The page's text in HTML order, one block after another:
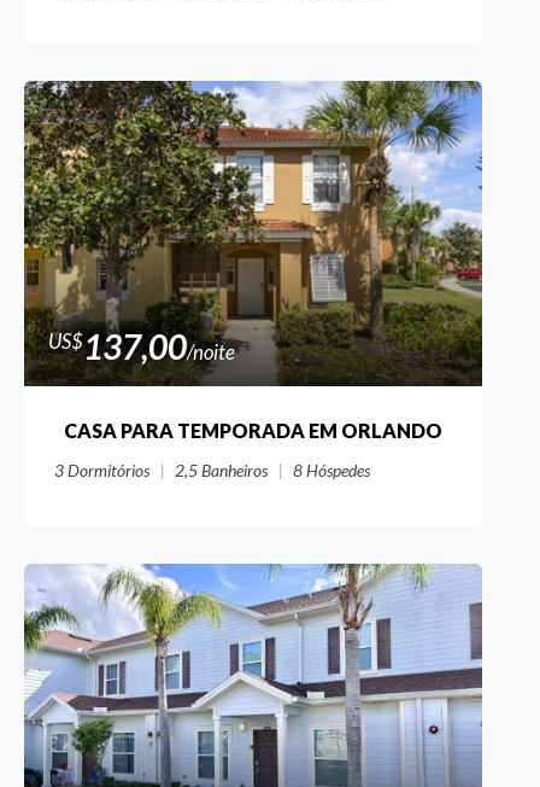
US$137,00/noite
CASA PARA TEMPORADA EM ORLANDO
3Dormitórios 2,5Banheiros 8Hóspedes